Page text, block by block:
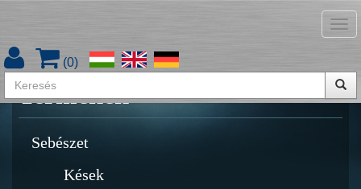
(0)
Termékek
Sebészet
Kések